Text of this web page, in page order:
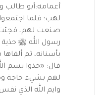
أعمامه:أبو طالب
لهب؛ فلما
صنعت لهم، فجئت
رسول الله ﷺ
بأسنانه، ثم
قال: «خذوا بسم
لهم بشيء حاجة
وايم الله الذي